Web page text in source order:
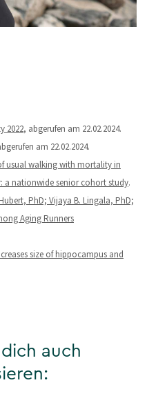
2022, abgerufen am 22.02.2024.
am 22.02.2024.
usual walking with mortality in
a nationwide senior cohort study.
PhD; Vijaya B. Lingala, PhD;
Aging Runners
size of hippocampus and
auch